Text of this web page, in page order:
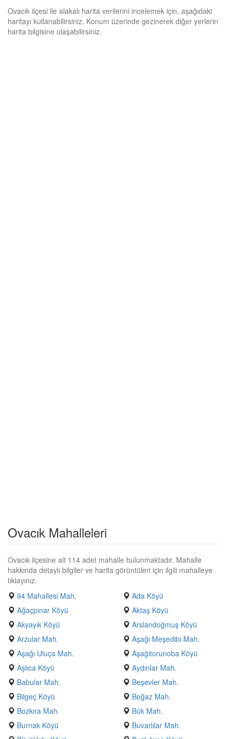
Ovacık ilçesi ile alakalı harita verilerini incelemek için, aşağıdaki
haritayı kullanabilirsiniz. Konum üzerinde gezinerek diğer yerlerin
harita bilgisine ulaşabilirsiniz.
Ovacık Mahalleleri
Ovacık ilçesine ait 114 adet mahalle bulunmaktadır. Mahalle
hakkında detaylı bilgiler ve harita görüntüleri için ilgili mahalleye
tıklayınız.
94 Mahallesi Mah.
Ada Köyü
Ağaçpınar Köyü
Aktaş Köyü
Akyayık Köyü
Arslandoğmuş Köyü
Arzular Mah.
Aşağı Meşedibi Mah.
Aşağı Uluça Mah.
Aşağıtorunoba Köyü
Aşlıca Köyü
Aydınlar Mah.
Babular Mah.
Beşevler Mah.
Bilgeç Köyü
Boğaz Mah.
Bozkıra Mah.
Bük Mah.
Burnak Köyü
Buvarlılar Mah.